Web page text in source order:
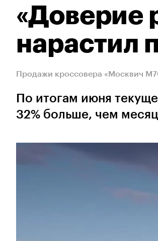
«Доверие
нарастил
Продажи кроссовера «Москвич
По итогам июня
32% больше, чем